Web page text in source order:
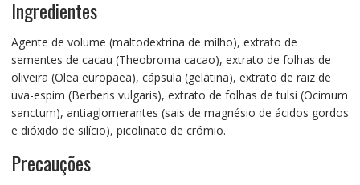
Ingredientes
Agente de volume (maltodextrina de milho), extrato de
sementes de cacau (Theobroma cacao), extrato de folhas de
oliveira (Olea europaea), cápsula (gelatina), extrato de raiz de
uva-espim (Berberis vulgaris), extrato de folhas de tulsi (Ocimum
sanctum), antiaglomerantes (sais de magnésio de ácidos gordos
e dióxido de silício), picolinato de crómio.
Precauções